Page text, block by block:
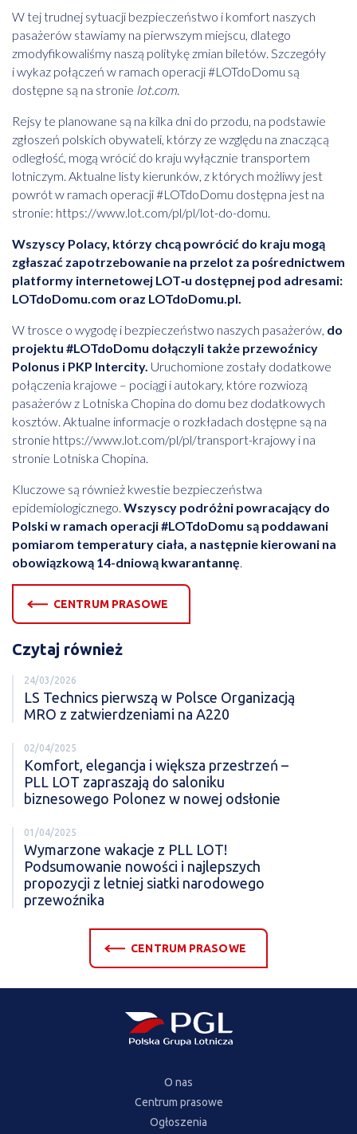
W tej trudnej sytuacji bezpieczeństwo i komfort naszych
pasażerów stawiamy na pierwszym miejscu, dlatego
zmodyfikowaliśmy naszą politykę zmian biletów. Szczegóły
i wykaz połączeń w ramach operacji #LOTdoDomu są
dostępne są na stronie lot.com.
Rejsy te planowane są na kilka dni do przodu, na podstawie
zgłoszeń polskich obywateli, którzy ze względu na znaczącą
odległość, mogą wrócić do kraju wyłącznie transportem
lotniczym. Aktualne listy kierunków, z których możliwy jest
powrót w ramach operacji #LOTdoDomu dostępna jest na
stronie: https://www.lot.com/pl/pl/lot-do-domu.
Wszyscy Polacy, którzy chcą powrócić do kraju mogą
zgłaszać zapotrzebowanie na przelot za pośrednictwem
platformy internetowej LOT‑u dostępnej pod adresami:
LOTdoDomu.com oraz LOTdoDomu.pl.
W trosce o wygodę i bezpieczeństwo naszych pasażerów, do
projektu #LOTdoDomu dołączyli także przewoźnicy
Polonus i PKP Intercity. Uruchomione zostały dodatkowe
połączenia krajowe – pociągi i autokary, które rozwiozą
pasażerów z Lotniska Chopina do domu bez dodatkowych
kosztów. Aktualne informacje o rozkładach dostępne są na
stronie https://www.lot.com/pl/pl/transport-krajowy i na
stronie Lotniska Chopina.
Kluczowe są również kwestie bezpieczeństwa
epidemiologicznego. Wszyscy podróżni powracający do
Polski w ramach operacji #LOTdoDomu są poddawani
pomiarom temperatury ciała, a następnie kierowani na
obowiązkową 14-dniową kwarantannę.
CENTRUM PRASOWE
Czytaj również
24/03/2026
LS Technics pierwszą w Polsce Organizacją
MRO z zatwierdzeniami na A220
02/04/2025
Komfort, elegancja i większa przestrzeń –
PLL LOT zapraszają do saloniku
biznesowego Polonez w nowej odsłonie
01/04/2025
Wymarzone wakacje z PLL LOT!
Podsumowanie nowości i najlepszych
propozycji z letniej siatki narodowego
przewoźnika
CENTRUM PRASOWE
O nas
Centrum prasowe
Ogłoszenia